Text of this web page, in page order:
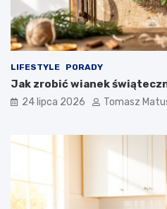
LIFESTYLE PORADY
Jak zrobić wianek
24 lipca 2026 Tomasz